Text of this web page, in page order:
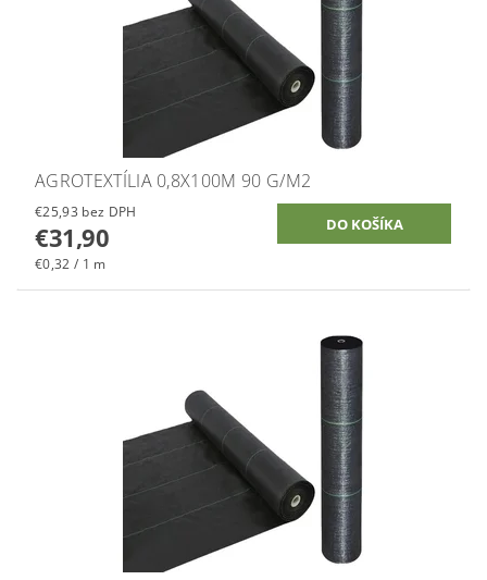
AGROTEXTÍLIA 0,8X100M 90 G/M2
€25,93 bez DPH
€31,90
€0,32 / 1 m